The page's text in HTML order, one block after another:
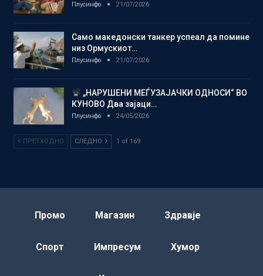
Плусинфо 21/07/2026
Само македонски танкер успеал да помине
низ Ормускиот…
Плусинфо 21/07/2026
„НАРУШЕНИ МЕЃУЗАЈАЧКИ ОДНОСИ“ ВО
КУНОВО Два зајаци…
Плусинфо 24/05/2026
ПРЕТХОДНО СЛЕДНО 1 of 169
Промо Магазин Здравје
Спорт Импресум Хумор